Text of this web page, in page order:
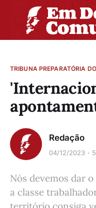
TRIBUNA PREPARATÓRIA
Redação
04/12/2023
Nós devemos dar
a classe